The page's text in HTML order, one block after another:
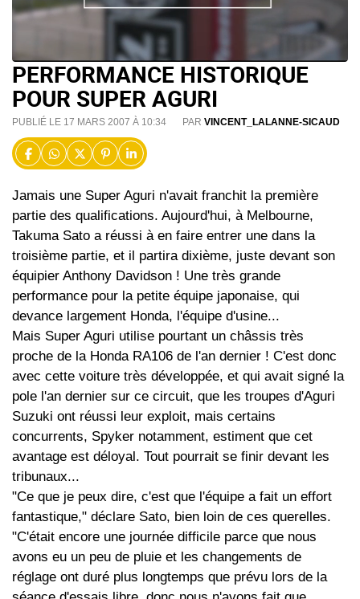
PERFORMANCE HISTORIQUE
POUR SUPER AGURI
PUBLIÉ LE 17 MARS 2007 À 10:34 PAR VINCENT_LALANNE-SICAUD
Jamais une Super Aguri n'avait franchit la première
partie des qualifications. Aujourd'hui, à Melbourne,
Takuma Sato a réussi à en faire entrer une dans la
troisième partie, et il partira dixième, juste devant son
équipier Anthony Davidson ! Une très grande
performance pour la petite équipe japonaise, qui
devance largement Honda, l'équipe d'usine...
Mais Super Aguri utilise pourtant un châssis très
proche de la Honda RA106 de l'an dernier ! C'est donc
avec cette voiture très développée, et qui avait signé la
pole l'an dernier sur ce circuit, que les troupes d'Aguri
Suzuki ont réussi leur exploit, mais certains
concurrents, Spyker notamment, estiment que cet
avantage est déloyal. Tout pourrait se finir devant les
tribunaux...
"Ce que je peux dire, c'est que l'équipe a fait un effort
fantastique," déclare Sato, bien loin de ces querelles.
"C'était encore une journée difficile parce que nous
avons eu un peu de pluie et les changements de
réglage ont duré plus longtemps que prévu lors de la